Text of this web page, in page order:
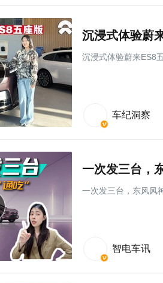
沉浸式体验蔚
沉浸式体验蔚来ES8
车纪洞察
一次发三台，
一次发三台，东风风
智电车讯